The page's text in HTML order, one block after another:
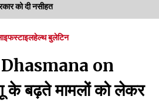
Rights Day : विश्व अल्पसंख्यक अधिकार दिवस
शामिल हुए सीएम,आधुनिक मदरसों का नाम अब्दुल कलाम के नाम
18, 2023
Of The Day 7 September
7, 2023
को दी नसीहत
हेल्थ बुलेटिन
on
बढ़ते मामलों को लेकर